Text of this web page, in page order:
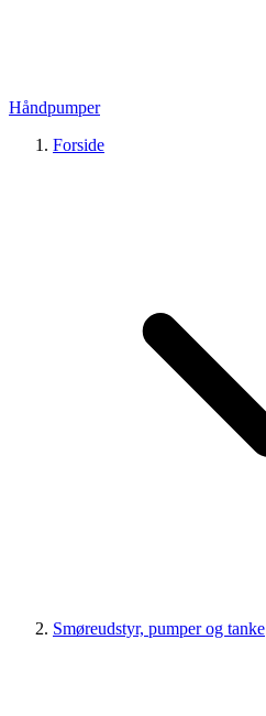
Håndpumper
Forside
Smøreudstyr, pumper og tanke